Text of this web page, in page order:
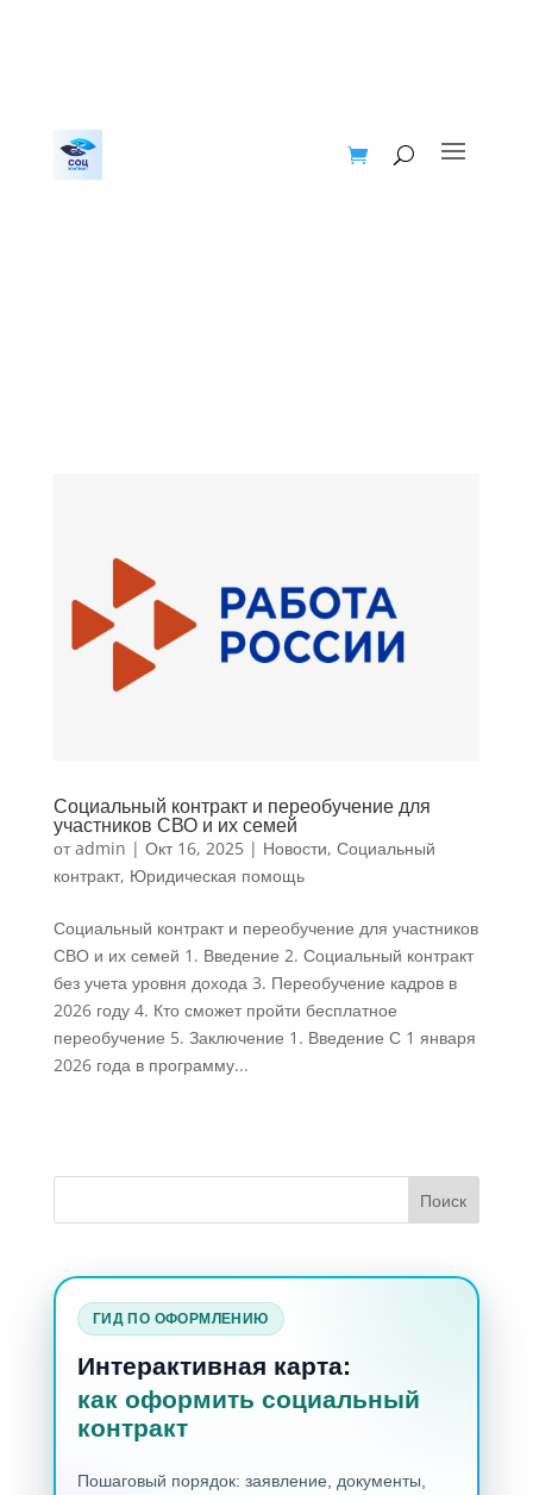
Социальный контракт и переобучение для
участников СВО и их семей
отadmin | Окт 16, 2025| Новости, Социальный
контракт, Юридическая помощь
Социальный контракт и переобучение для участников
СВО и их семей 1. Введение 2. Социальный контракт
без учета уровня дохода 3. Переобучение кадров в
2026 году 4. Кто сможет пройти бесплатное
переобучение 5. Заключение 1. Введение С 1 января
2026 года в программу...
ГИД ПО ОФОРМЛЕНИЮ
Интерактивная карта:
как оформить социальный
контракт
Пошаговый порядок: заявление, документы,